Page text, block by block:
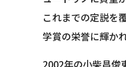
これまでの定説を
学賞の栄誉に輝か